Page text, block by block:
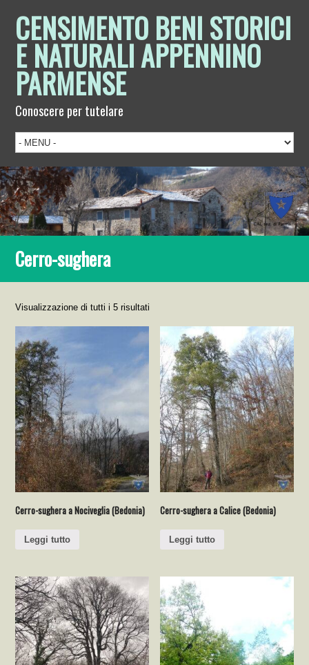
CENSIMENTO BENI STORICI
E NATURALI APPENNINO
PARMENSE
Conoscere per tutelare
Cerro-sughera
Visualizzazione di tutti i 5 risultati
Cerro-sughera a Nociveglia (Bedonia)
Leggi tutto
Cerro-sughera a Calice (Bedonia)
Leggi tutto